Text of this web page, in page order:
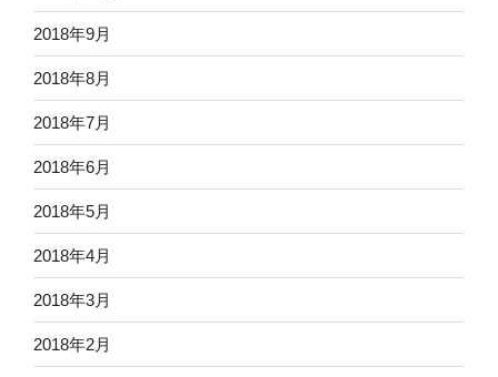
2018年9月
2018年8月
2018年7月
2018年6月
2018年5月
2018年4月
2018年3月
2018年2月